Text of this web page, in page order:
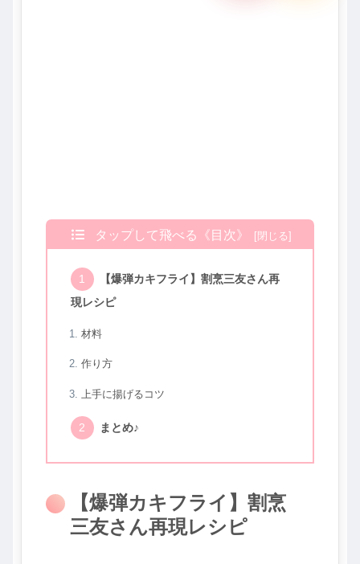
タップして飛べる《目次》
【爆弾カキフライ】割烹三友さん再
現レシピ
材料
作り方
上手に揚げるコツ
まとめ♪
【爆弾カキフライ】割烹
三友さん再現レシピ